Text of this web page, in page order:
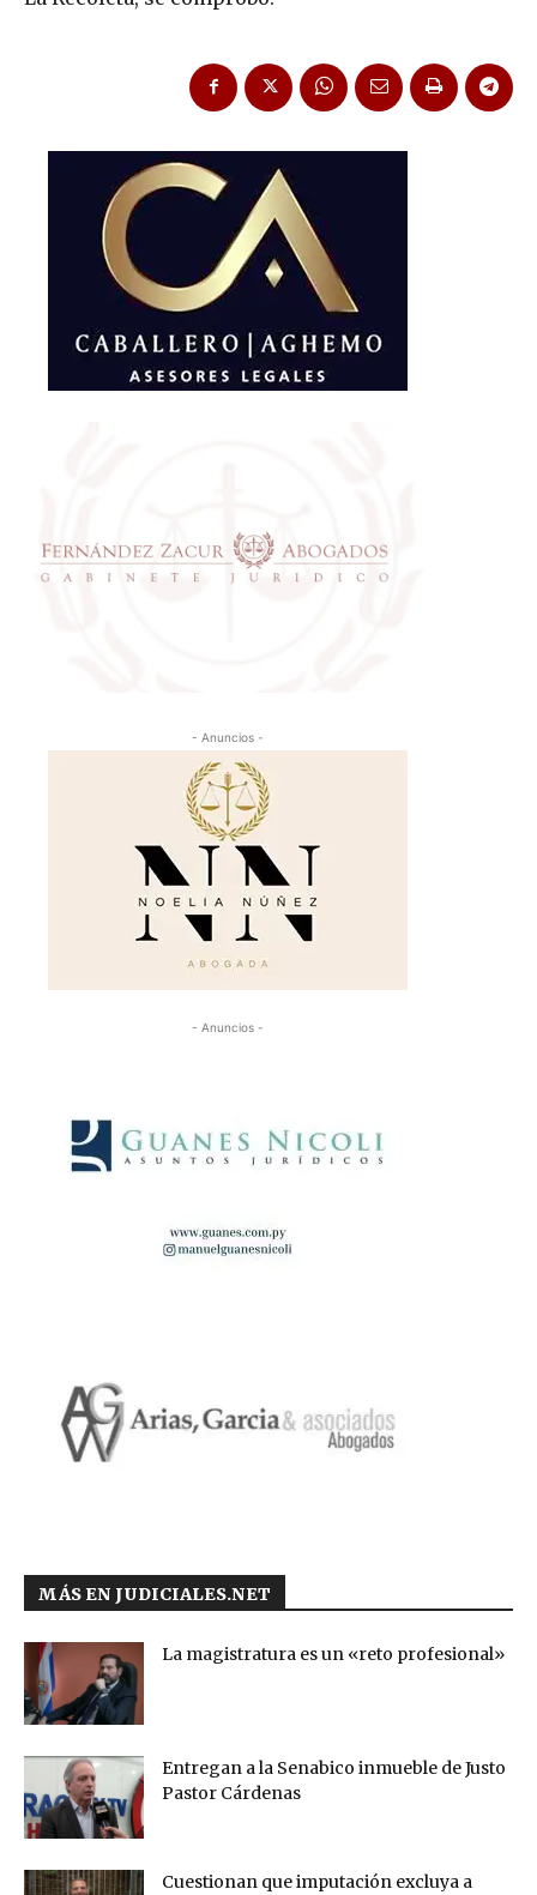
- Anuncios -
- Anuncios -
MÁS EN JUDICIALES.NET
La magistratura es un «reto profesional»
Entregan a la Senabico inmueble de Justo
Pastor Cárdenas
Cuestionan que imputación excluya a